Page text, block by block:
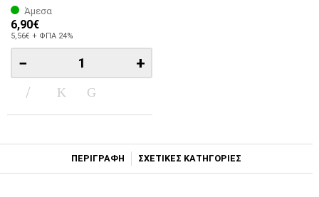
Άμεσα
6,90€
5,56€ + ΦΠΑ 24%
− +
ΠΕΡΙΓΡΑΦΗ ΣΧΕΤΙΚΕΣ ΚΑΤΗΓΟΡΙΕΣ